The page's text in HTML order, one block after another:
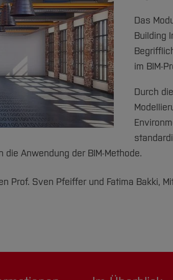
Das
Building
im BIM-
Durch
die Anwendung der BIM-Methode.
Prof. Sven Pfeiffer und Fatima Bakki,